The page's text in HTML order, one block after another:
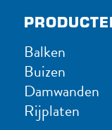
Balken
Buizen
Damwanden
Rijplaten